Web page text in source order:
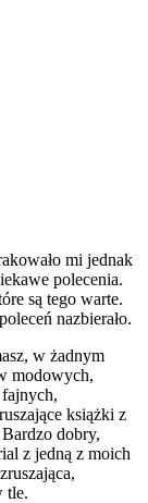
mi jednak
polecenia.
są tego warte.
nazbierało.
w żadnym
modowych,
książki z
dobry,
z jedną z moich
tle.